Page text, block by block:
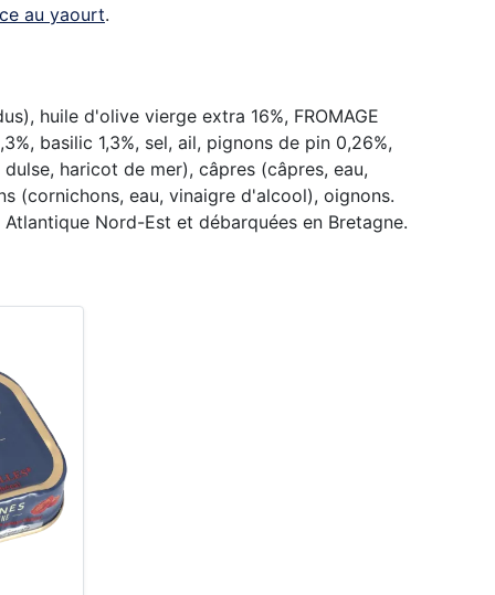
au yaourt.
huile d'olive vierge extra 16%, FROMAGE
basilic 1,3%, sel, ail, pignons de pin 0,26%,
dulse, haricot de mer), câpres (câpres, eau,
(cornichons, eau, vinaigre d'alcool), oignons.
Nord-Est et débarquées en Bretagne.